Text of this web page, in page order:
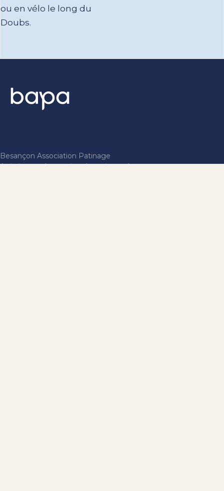
ou en vélo le long du
Doubs.
Besançon Association Patinage
Artistique — La passion du patinage à